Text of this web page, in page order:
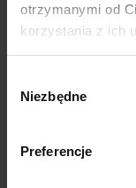
otrzymanymi od
korzystania z ich
zgody
Niezbędne
Preferencje